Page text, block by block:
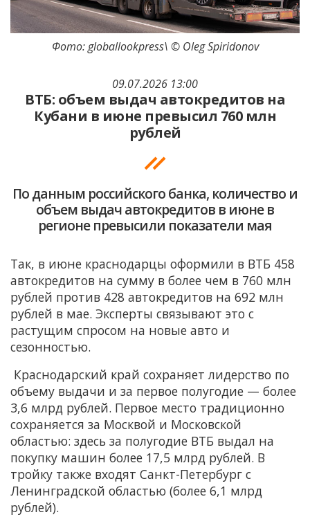
09.07.2026 13:00
ВТБ: объем выдач автокредитов на
Кубани в июне превысил 760 млн
рублей
По данным российского банка, количество и
объем выдач автокредитов в июне в
регионе превысили показатели мая
Фото: globallookpress\ © Oleg Spiridonov
Так, в июне краснодарцы оформили в ВТБ 458
автокредитов на сумму в более чем в 760 млн
рублей против 428 автокредитов на 692 млн
рублей в мае. Эксперты связывают это с
растущим спросом на новые авто и
сезонностью.
Краснодарский край сохраняет лидерство по
объему выдачи и за первое полугодие — более
3,6 млрд рублей. Первое место традиционно
сохраняется за Москвой и Московской
областью: здесь за полугодие ВТБ выдал на
покупку машин более 17,5 млрд рублей. В
тройку также входят Санкт-Петербург с
Ленинградской областью (более 6,1 млрд
рублей).